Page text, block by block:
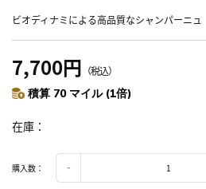
ビオディナミによる高品質なシャンパーニュ
7,700円 （税込）
積算 70 マイル (1倍)
在庫
購入数：